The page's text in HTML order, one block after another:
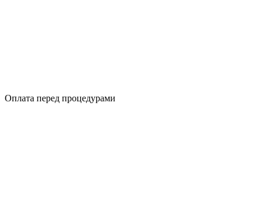
Оплата перед процедурами